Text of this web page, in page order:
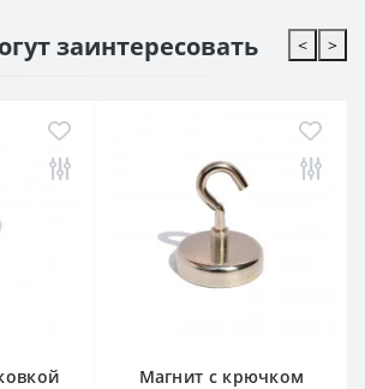
заинтересовать <
Магнит с крючком
>